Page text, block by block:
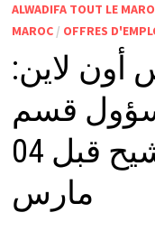
ALWADIFA TOUT LE
MAROC/ OFFRES
لاين:
قسم
إداري ومالي. الترشيح قبل 04
مارس